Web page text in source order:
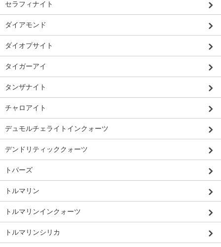
セラフィナイト
ダイアモンド
ダイオプサイト
タイガーアイ
タンザナイト
チャロアイト
デュモルチェライトインクォーツ
デンドリティッククォーツ
トパーズ
トルマリン
トルマリンインクォーツ
トルマリンシリカ